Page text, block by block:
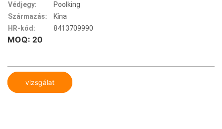
Védjegy:
Poolking
Származás:
Kína
HR-kód:
8413709990
MOQ: 20
vizsgálat